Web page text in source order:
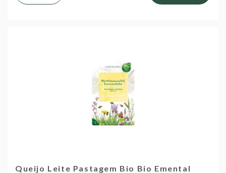
Queijo Leite Pastagem Bio Bio Emental